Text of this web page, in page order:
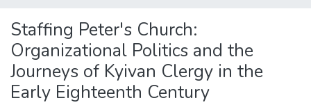
Statistics
Staffing Peter's Church:
Organizational Politics and the
Journeys of Kyivan Clergy in the
Early Eighteenth Century